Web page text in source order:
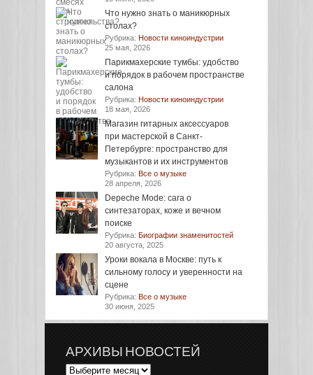
Что нужно знать о маникюрных
столах?
Рубрика: Новости киноиндустрии
25 мая, 2026
Парикмахерские тумбы: удобство
и порядок в рабочем пространстве
салона
Рубрика: Новости киноиндустрии
18 мая, 2026
Магазин гитарных аксессуаров
при мастерской в Санкт-
Петербурге: пространство для
музыкантов и их инструментов
Рубрика: Все о музыке
28 апреля, 2026
Depeche Mode: сага о
синтезаторах, коже и вечном
поиске
Рубрика: Биографии знаменитостей
20 августа, 2025
Уроки вокала в Москве: путь к
сильному голосу и уверенности на
сцене
Рубрика: Все о музыке
30 июня, 2025
АРХИВЫ НОВОСТЕЙ